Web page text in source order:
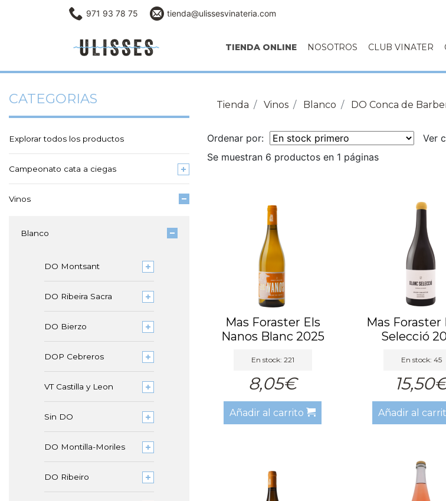
971 93 78 75 tienda@ulissesvinateria.com
TIENDA ONLINE NOSOTROS CLUB VINATER
CATEGORIAS
Explorar todos los productos
Campeonato cata a ciegas
Vinos
Blanco
DO Montsant
DO Ribeira Sacra
DO Bierzo
DOP Cebreros
VT Castilla y Leon
Sin DO
DO Montilla-Moriles
DO Ribeiro
Tienda Vinos Blanco DO Conca de
Ordenar por: Ver
Se muestran 6 productos en 1 páginas
Mas Foraster Els
Nanos Blanc 2025
En stock: 221
8,05€
Añadir al carrito
Mas Foraster
Selecció
En stock: 45
Añadir al